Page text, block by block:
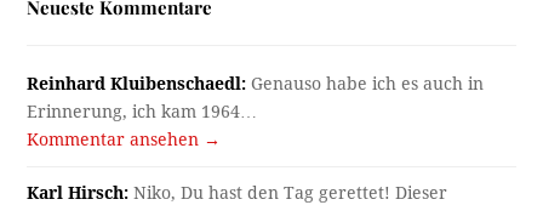
Neueste Kommentare
Reinhard Kluibenschaedl: Genauso habe ich es auch in
Erinnerung, ich kam 1964…
Kommentar ansehen →
Karl Hirsch: Niko, Du hast den Tag gerettet! Dieser